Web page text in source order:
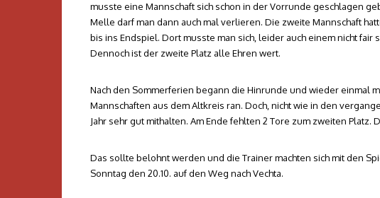
musste eine Mannschaft sich schon in der Vorrunde geschlagen
Melle darf man dann auch mal verlieren. Die zweite Mannschaft
bis ins Endspiel. Dort musste man sich, leider auch einem nicht
Dennoch ist der zweite Platz alle Ehren wert.
Nach den Sommerferien begann die Hinrunde und wieder einmal
Mannschaften aus dem Altkreis ran. Doch, nicht wie in den
Jahr sehr gut mithalten. Am Ende fehlten 2 Tore zum zweiten
Das sollte belohnt werden und die Trainer machten sich mit den
Sonntag den 20.10. auf den Weg nach Vechta.